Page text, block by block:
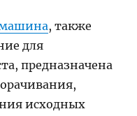
машина, также
для
предназначена
исходных